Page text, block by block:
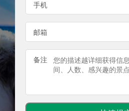
手机
邮箱
备注